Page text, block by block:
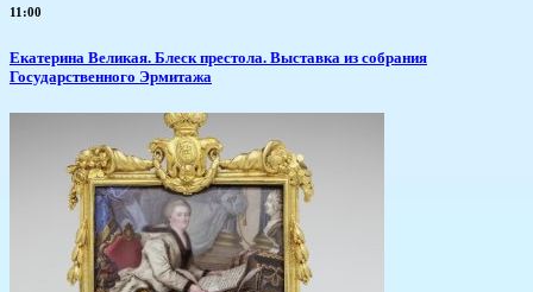
11:00
Екатерина Великая. Блеск престола. Выставка из собрания
Государственного Эрмитажа